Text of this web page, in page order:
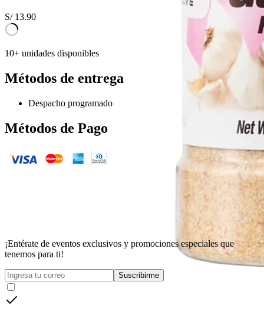
S/ 13.90
10+ unidades disponibles
Métodos de entrega
Despacho programado
Métodos de Pago
¡Entérate de eventos exclusivos y promociones especiales que
tenemos para ti!
Suscribirme